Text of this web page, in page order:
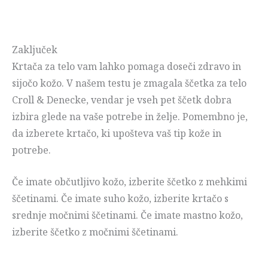
Zaključek
Krtača za telo vam lahko pomaga doseči zdravo in
sijočo kožo. V našem testu je zmagala ščetka za telo
Croll & Denecke, vendar je vseh pet ščetk dobra
izbira glede na vaše potrebe in želje. Pomembno je,
da izberete krtačo, ki upošteva vaš tip kože in
potrebe.
Če imate občutljivo kožo, izberite ščetko z mehkimi
ščetinami. Če imate suho kožo, izberite krtačo s
srednje močnimi ščetinami. Če imate mastno kožo,
izberite ščetko z močnimi ščetinami.